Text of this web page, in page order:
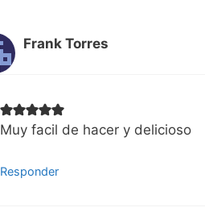
Frank Torres
Muy facil de hacer y delicioso
Responder